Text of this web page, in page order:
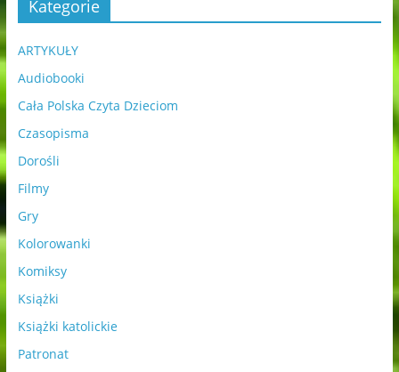
Kategorie
ARTYKUŁY
Audiobooki
Cała Polska Czyta Dzieciom
Czasopisma
Dorośli
Filmy
Gry
Kolorowanki
Komiksy
Książki
Książki katolickie
Patronat